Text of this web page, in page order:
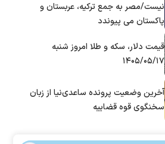
نیست/مصر به جمع ترکیه، عربستان و
پاکستان می پیوندد
قیمت دلار، سکه و طلا امروز شنبه
۱۴۰۵/۰۵/۱۷
آخرین وضعیت پرونده ساعدی‌نیا از زبان
سخنگوی قوه قضاییه